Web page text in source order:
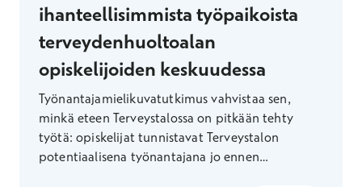
ihanteellisimmista työpaikoista
terveydenhuoltoalan
opiskelijoiden keskuudessa
Työnantajamielikuvatutkimus vahvistaa sen,
minkä eteen Terveystalossa on pitkään tehty
työtä: opiskelijat tunnistavat Terveystalon
potentiaalisena työnantajana jo ennen